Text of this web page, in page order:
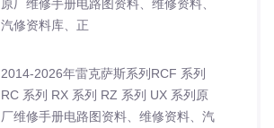
原厂维修手册电路图资料、维修资料、
汽修资料库、正
2014-2026年雷克萨斯系列RCF 系列
RC 系列 RX 系列 RZ 系列 UX 系列原
厂维修手册电路图资料、维修资料、汽